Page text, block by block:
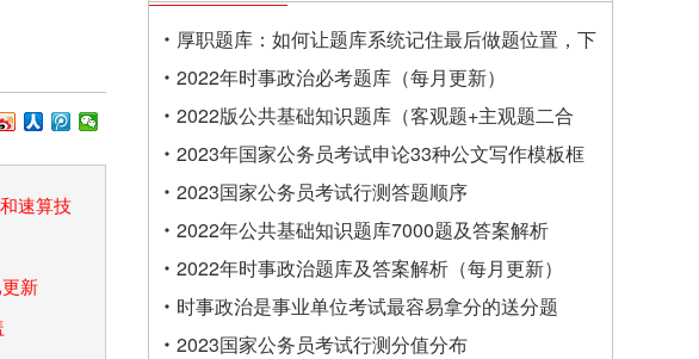
速算技
新
厚职题库：如何让题库系统记住最后做题位置，下
一次进入后可接续做题？
2022年时事政治必考题库（每月更新）
2022版公共基础知识题库（客观题+主观题二合
一）
2023年国家公务员考试申论33种公文写作模板框
架
2023国家公务员考试行测答题顺序
2022年公共基础知识题库7000题及答案解析
2022年时事政治题库及答案解析（每月更新）
时事政治是事业单位考试最容易拿分的送分题
2023国家公务员考试行测分值分布